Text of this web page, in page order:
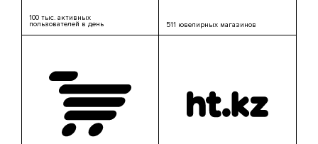
100 тыс. активных
пользователей в день 511 ювелирных магазинов